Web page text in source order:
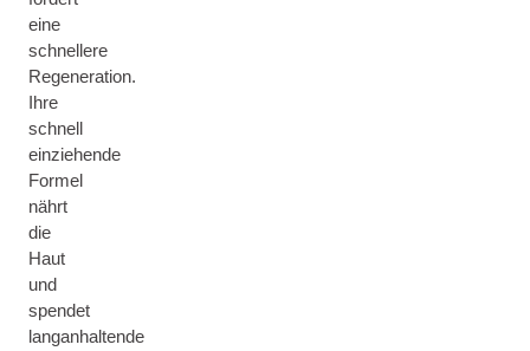
eine
schnellere
Regeneration.
Ihre
schnell
einziehende
Formel
nährt
die
Haut
und
spendet
langanhaltende